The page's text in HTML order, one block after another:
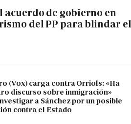
acuerdo de gobierno en
del PP para blindar el
(Vox) carga contra Orriols: «Ha
discurso sobre inmigración»
a Sánchez por un posible
contra el Estado